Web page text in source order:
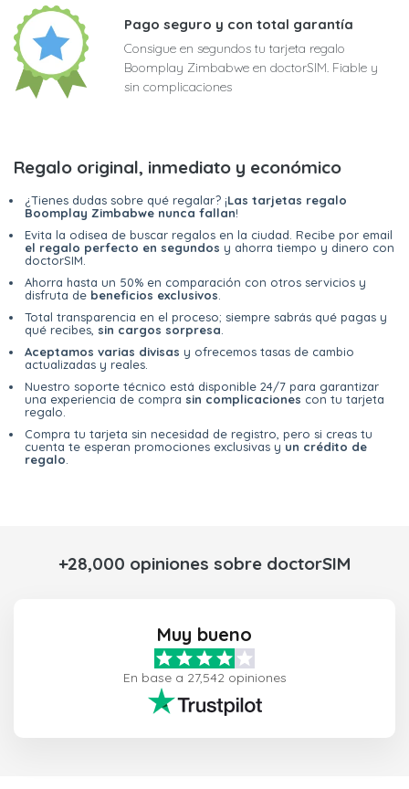
Pago seguro y con total garantía
Consigue en segundos tu tarjeta regalo
Boomplay Zimbabwe en doctorSIM. Fiable y
sin complicaciones
Regalo original, inmediato y económico
¿Tienes dudas sobre qué regalar? ¡Las tarjetas regalo
Boomplay Zimbabwe nunca fallan!
Evita la odisea de buscar regalos en la ciudad. Recibe por email
el regalo perfecto en segundos y ahorra tiempo y dinero con
doctorSIM.
Ahorra hasta un 50% en comparación con otros servicios y
disfruta de beneficios exclusivos.
Total transparencia en el proceso; siempre sabrás qué pagas y
qué recibes, sin cargos sorpresa.
Aceptamos varias divisas y ofrecemos tasas de cambio
actualizadas y reales.
Nuestro soporte técnico está disponible 24/7 para garantizar
una experiencia de compra sin complicaciones con tu tarjeta
regalo.
Compra tu tarjeta sin necesidad de registro, pero si creas tu
cuenta te esperan promociones exclusivas y un crédito de
regalo.
+28,000 opiniones sobre doctorSIM
Muy bueno
En base a 27,542 opiniones